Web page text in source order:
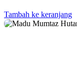
Tambah ke keranjang